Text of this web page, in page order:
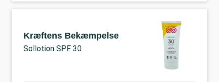
Kræftens Bekæmpelse
Sollotion SPF 30